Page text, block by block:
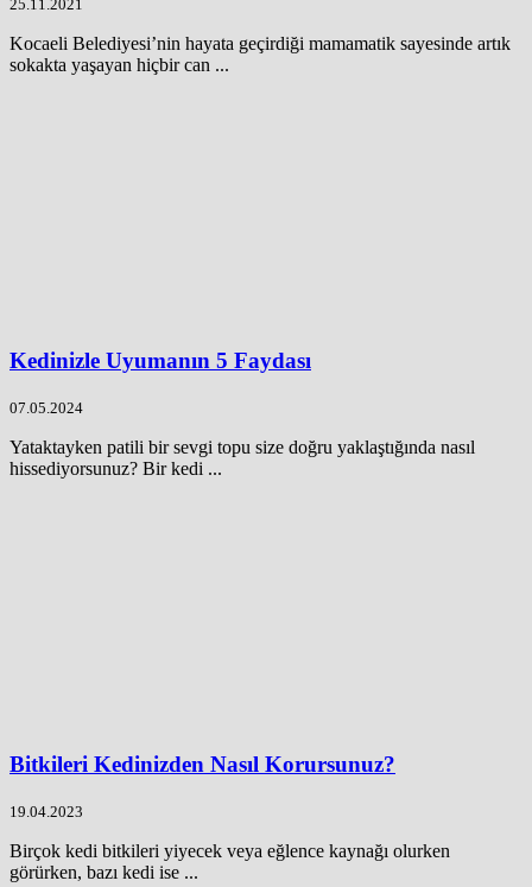
25.11.2021
Kocaeli Belediyesi’nin hayata geçirdiği mamamatik sayesinde artık
sokakta yaşayan hiçbir can ...
Kedinizle Uyumanın 5 Faydası
07.05.2024
Yataktayken patili bir sevgi topu size doğru yaklaştığında nasıl
hissediyorsunuz? Bir kedi ...
Bitkileri Kedinizden Nasıl Korursunuz?
19.04.2023
Birçok kedi bitkileri yiyecek veya eğlence kaynağı olurken
görürken, bazı kedi ise ...